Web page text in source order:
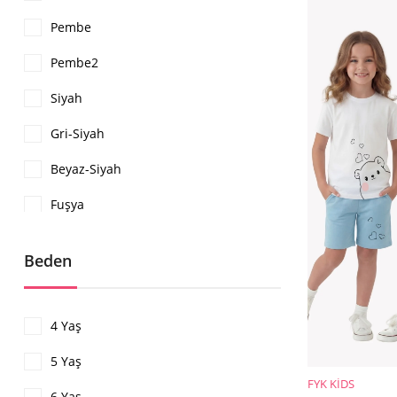
Pembe
Pembe2
Siyah
Gri-Siyah
Beyaz-Siyah
Fuşya
Beden
4 Yaş
5 Yaş
SEPETE EKLE
FYK KİDS